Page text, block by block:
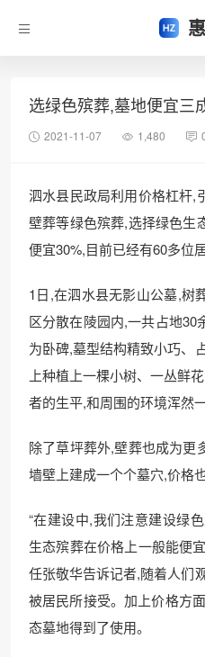
选绿色殡葬,墓地便宜三
2021-11-07 1,480
泗水县民政局利用价格杠杆,
壁葬等绿色殡葬,选择绿色生
便宜30%,目前已经有60多位
1日,在泗水县无影山公墓,树
区分散在陵园内,一共占地30
为卧碑,墓型结构精致小巧、
上种植上一棵小树、一丛鲜
者的生平,和周围的环境浑然一
除了草坪葬外,壁葬也成为更
墙壁上建成一个个墓穴,价格
“在建设中,我们注意建设绿
生态殡葬在价格上一般能便
任张敬华告诉记者,随着人们
被居民所接受。加上价格方
态墓地得到了使用。